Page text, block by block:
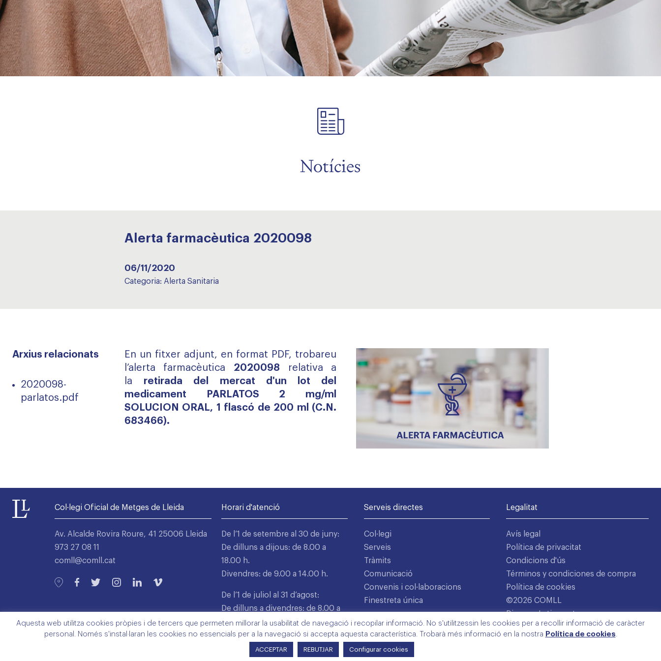
Notícies
Alerta farmacèutica 2020098
06/11/2020
Categoria: Alerta Sanitaria
Arxius relacionats
2020098-
parlatos.pdf
En un fitxer adjunt, en format PDF, trobareu
l’alerta farmacèutica 2020098
relativa a
la retirada del mercat d'un lot del
medicament PARLATOS 2 mg/ml
SOLUCION ORAL, 1 flascó de 200 ml (C.N.
683466).
Col·legi Oficial de Metges de Lleida
Av. Alcalde Rovira Roure, 41 25006 Lleida
973 27 08 11
comll@comll.cat
Horari d'atenció
De l’1 de setembre al 30 de juny:
De dilluns a dijous: de 8.00 a
18.00 h.
Divendres: de 9.00 a 14.00 h.
De l’1 de juliol al 31 d’agost:
De dilluns a divendres: de 8.00 a
15.00 h.
Serveis directes
Col·legi
Serveis
Tràmits
Comunicació
Convenis i col·laboracions
Finestreta única
Legalitat
Avís legal
Política de privacitat
Condicions d'ús
Términos y condiciones de compra
Política de cookies
©2026 COMLL
Disseny: Latipo.cat
Aquesta web utilitza cookies pròpies i de tercers que permeten millorar la usabilitat de navegació i recopilar informació. No s'utilitzessin les cookies per a recollir informació de caràcter
personal. Només s'instal·laran les cookies no essencials per a la navegació si accepta aquesta característica. Trobarà més informació en la nostra Política de cookies.
ACCEPTAR REBUTJAR Configurar cookies